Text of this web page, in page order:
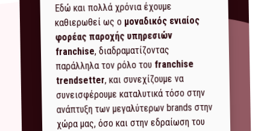
Εδώ και πολλά χρόνια έχουμε
καθιερωθεί ως ο μοναδικός ενιαίος
φορέας παροχής υπηρεσιών
franchise, διαδραματίζοντας
παράλληλα τον ρόλο του franchise
trendsetter, και συνεχίζουμε να
συνεισφέρουμε καταλυτικά τόσο στην
ανάπτυξη των μεγαλύτερων brands στην
χώρα μας, όσο και στην εδραίωση του